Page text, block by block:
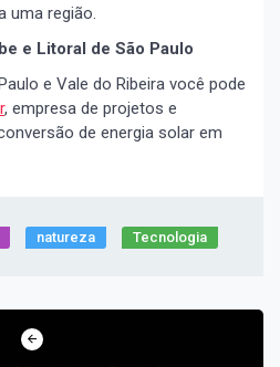
uma região.
e Litoral de São Paulo
e Vale do Ribeira você pode
, empresa de projetos e
de energia solar em
natureza Tecnologia